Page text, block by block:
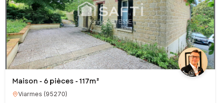
Maison - 6 pièces - 117m²
Viarmes (95270)